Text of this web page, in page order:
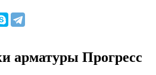
арматуры Прогресс